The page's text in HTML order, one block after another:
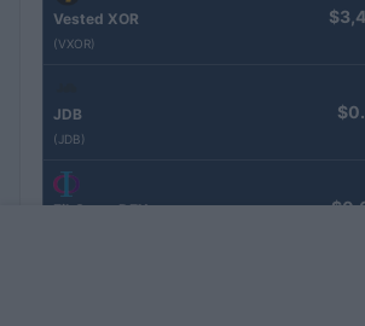
Vested XOR
(VXOR)
JDB
(JDB)
FibSwap DEX